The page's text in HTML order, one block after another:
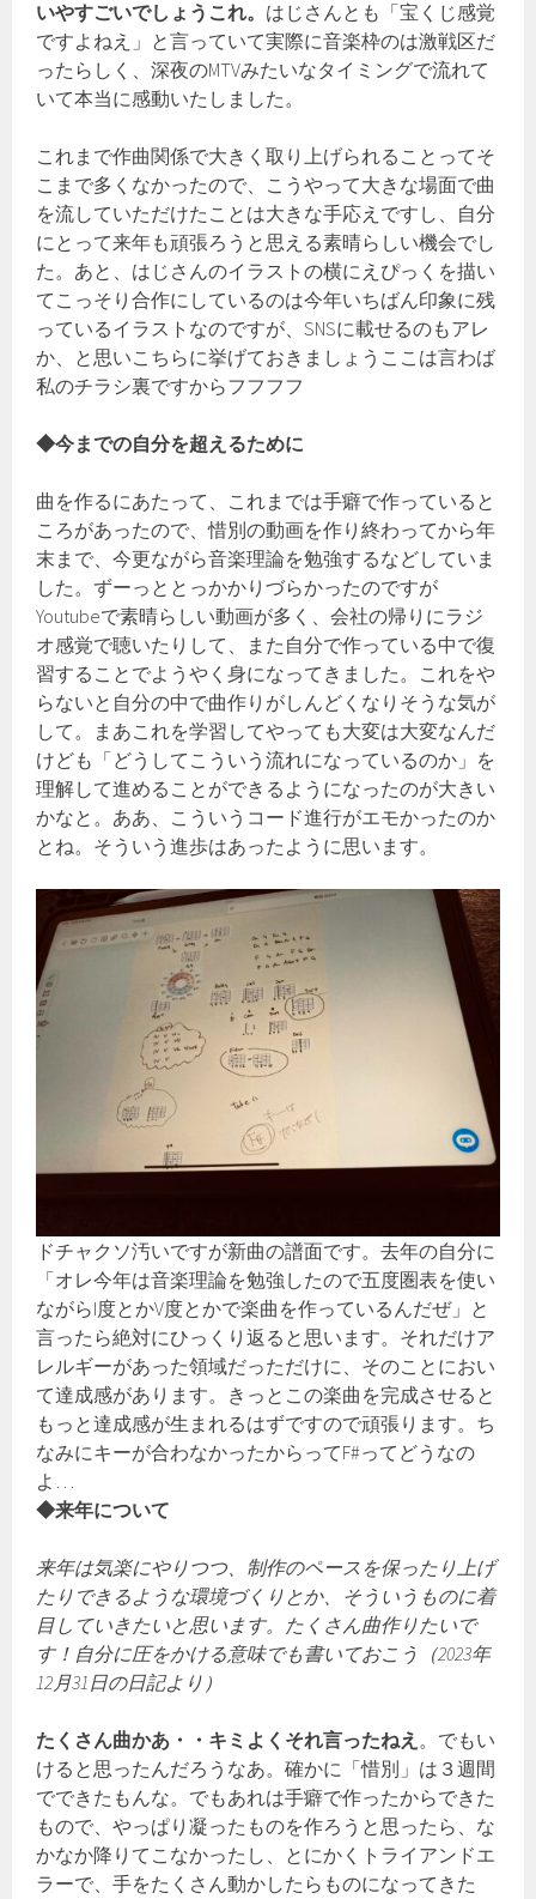
いやすごいでしょうこれ。 はじさんとも「宝くじ感覚
ですよねえ」と言っていて実際に音楽枠のは激戦区だ
ったらしく、深夜のMTVみたいなタイミングで流れて
いて本当に感動いたしました。
これまで作曲関係で大きく取り上げられることってそ
こまで多くなかったので、こうやって大きな場面で曲
を流していただけたことは大きな手応えですし、自分
にとって来年も頑張ろうと思える素晴らしい機会でし
た。あと、はじさんのイラストの横にえぴっくを描い
てこっそり合作にしているのは今年いちばん印象に残
っているイラストなのですが、SNSに載せるのもアレ
か、と思いこちらに挙げておきましょうここは言わば
私のチラシ裏ですからフフフフ
◆今までの自分を超えるために
曲を作るにあたって、これまでは手癖で作っていると
ころがあったので、惜別の動画を作り終わってから年
末まで、今更ながら音楽理論を勉強するなどしていま
した。ずーっととっかかりづらかったのですが
Youtubeで素晴らしい動画が多く、会社の帰りにラジ
オ感覚で聴いたりして、また自分で作っている中で復
習することでようやく身になってきました。これをや
らないと自分の中で曲作りがしんどくなりそうな気が
して。まあこれを学習してやっても大変は大変なんだ
けども「どうしてこういう流れになっているのか」を
理解して進めることができるようになったのが大きい
かなと。ああ、こういうコード進行がエモかったのか
とね。そういう進歩はあったように思います。
ドチャクソ汚いですが新曲の譜面です。去年の自分に
「オレ今年は音楽理論を勉強したので五度圏表を使い
ながらI度とかV度とかで楽曲を作っているんだぜ」と
言ったら絶対にひっくり返ると思います。それだけア
レルギーがあった領域だっただけに、そのことにおい
て達成感があります。きっとこの楽曲を完成させると
もっと達成感が生まれるはずですので頑張ります。ち
なみにキーが合わなかったからってF#ってどうなの
よ…
◆来年について
来年は気楽にやりつつ、制作のペースを保ったり上げ
たりできるような環境づくりとか、そういうものに着
目していきたいと思います。たくさん曲作りたいで
す！自分に圧をかける意味でも書いておこう（2023年
12月31日の日記より）
たくさん曲かあ・・キミよくそれ言ったねえ 。でもい
けると思ったんだろうなあ。確かに「惜別」は３週間
でできたもんな。でもあれは手癖で作ったからできた
もので、やっぱり凝ったものを作ろうと思ったら、な
かなか降りてこなかったし、とにかくトライアンドエ
ラーで、手をたくさん動かしたらものになってきた